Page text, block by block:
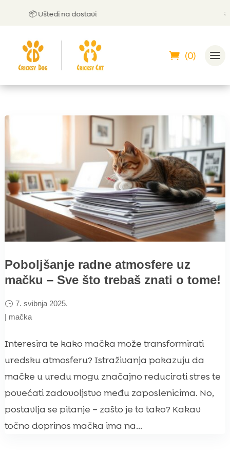
📦 Uštedi na dostavi 🤝
(0)
Poboljšanje radne atmosfere uz
mačku – Sve što trebaš znati o tome!
7. svibnja 2025.
| mačka
Interesira te kako mačka može transformirati
uredsku atmosferu? Istraživanja pokazuju da
mačke u uredu mogu značajno reducirati stres te
povećati zadovoljstvo među zaposlenicima. No,
postavlja se pitanje – zašto je to tako? Kakav
točno doprinos mačka ima na...